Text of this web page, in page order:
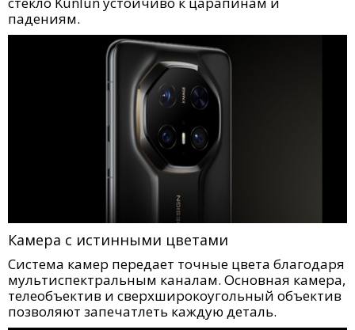
падениям.
Камера с истинными цветами
Система камер передает точные цвета благодаря
мультиспектральным каналам. Основная камера,
телеобъектив и сверхширокоугольный объектив
позволяют запечатлеть каждую деталь.